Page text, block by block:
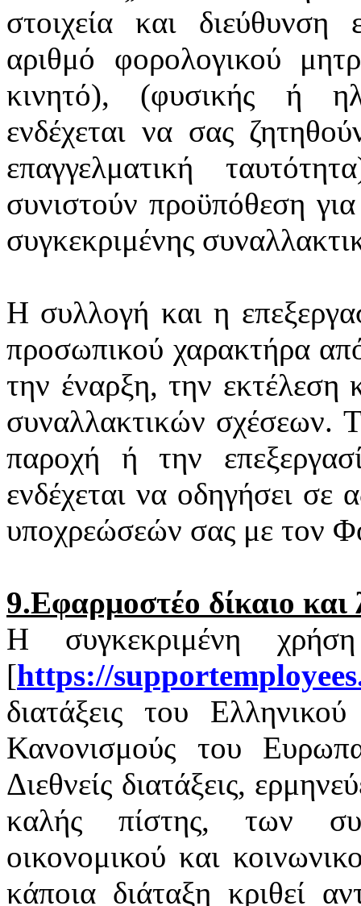
στοιχεία και διεύθυνση
αριθμό φορολογικού
κινητό), (φυσικής ή
ενδέχεται να σας
επαγγελματική
συνιστούν προϋπόθεση
συγκεκριμένης
Η συλλογή και η
προσωπικού χαρακτήρα
την έναρξη, την εκτέλεση
συναλλακτικών σχέσεων.
παροχή ή την
ενδέχεται να οδηγήσει σε
υποχρεώσεών σας με τον
9.Εφαρμοστέο δίκαιο και
Η συγκεκριμένη
[https://supportemployees
διατάξεις του
Κανονισμούς του
Διεθνείς διατάξεις,
καλής πίστης, των
οικονομικού και
κάποια διάταξη κριθεί